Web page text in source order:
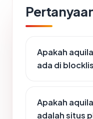
Apakah
ada di
Apakah
adalah situs